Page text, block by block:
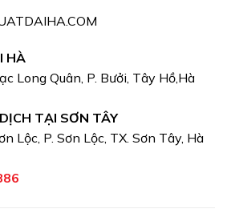
HÀ
Long Quân, P. Bưởi, Tây Hồ,Hà
TẠI SƠN TÂY
Lộc, P. Sơn Lộc, TX. Sơn Tây, Hà